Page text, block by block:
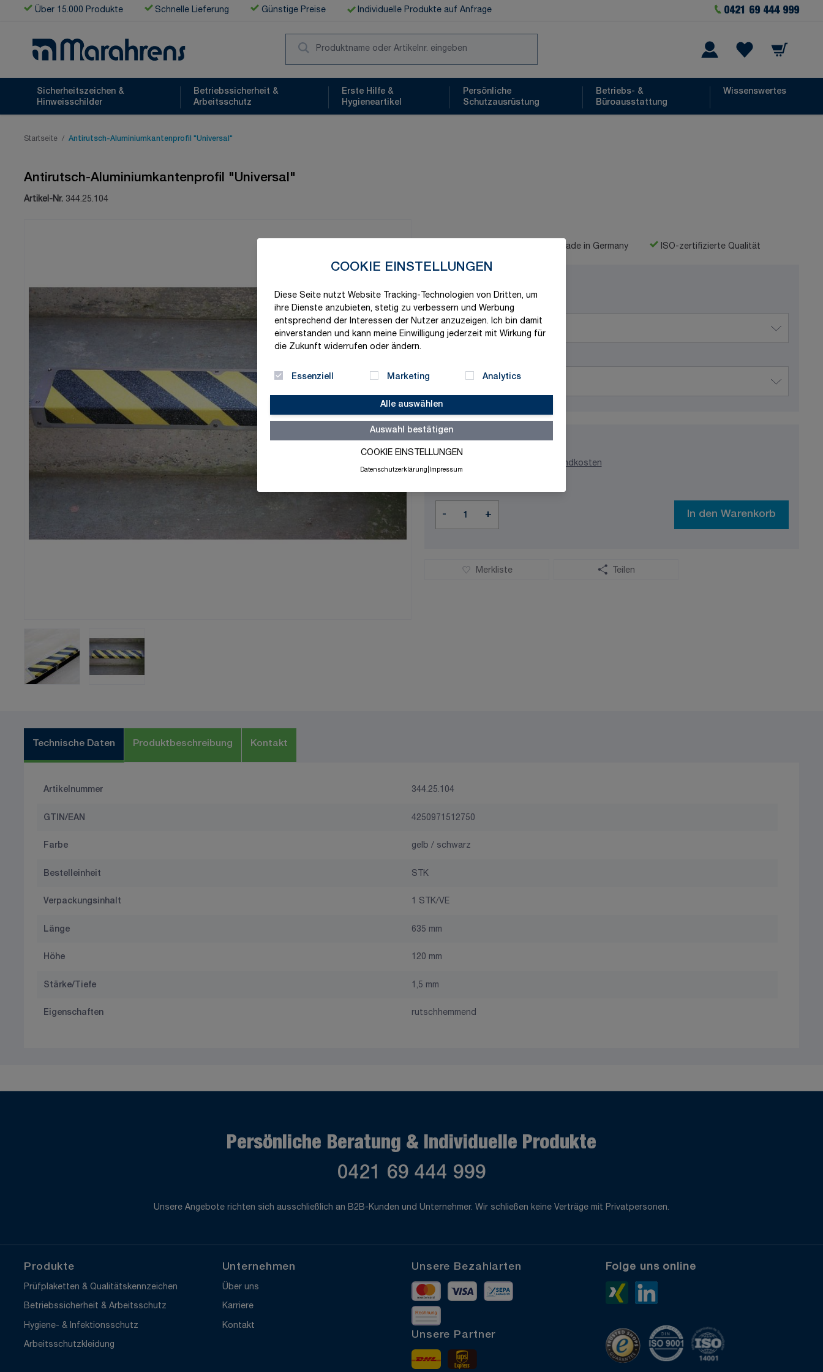
COOKIE EINSTELLUNGEN
Diese Seite nutzt Website Tracking-Technologien von Dritten, um
ihre Dienste anzubieten, stetig zu verbessern und Werbung
entsprechend der Interessen der Nutzer anzuzeigen. Ich bin damit
einverstanden und kann meine Einwilligung jederzeit mit Wirkung für
die Zukunft widerrufen oder ändern.
Essenziell Marketing Analytics
Alle auswählen
Auswahl bestätigen
COOKIE EINSTELLUNGEN
Datenschutzerklärung Impressum
Zum Inhalt springen
Über 15.000 Produkte Schnelle Lieferung Günstige Preise Individuelle Produkte auf Anfrage 0421 69 444 999
Warenkorb
Sicherheitszeichen &
Hinweisschilder
Betriebssicherheit &
Arbeitsschutz
Erste Hilfe &
Hygieneartikel
Persönliche
Schutzausrüstung
Betriebs- &
Büroausstattung
Wissenswertes
Startseite / Antirutsch-Aluminiumkantenprofil "Universal"
Antirutsch-Aluminiumkantenprofil "Universal"
Artikel-Nr. 344.25.104
Made in Germany ISO-zertifizierte Qualität
Maße
93,36 €
Versandkosten
- + In den Warenkorb
Merkliste Teilen
Technische Daten Produktbeschreibung Kontakt
Artikelnummer 344.25.104
GTIN/EAN 4250971512750
Farbe gelb / schwarz
Bestelleinheit STK
Verpackungsinhalt 1 STK/VE
Länge 635 mm
Höhe 120 mm
Stärke/Tiefe 1,5 mm
Eigenschaften rutschhemmend
Persönliche Beratung & Individuelle Produkte
0421 69 444 999
Unsere Angebote richten sich ausschließlich an B2B-Kunden und Unternehmer. Wir schließen keine Verträge mit Privatpersonen.
Produkte
Prüfplaketten & Qualitätskennzeichen
Betriebssicherheit & Arbeitsschutz
Hygiene- & Infektionsschutz
Arbeitsschutzkleidung
Unternehmen
Über uns
Karriere
Kontakt
Unsere Bezahlarten
MastercardVisa Vorkasse
Rechnung
Unsere Partner
DHL
Folge uns online
Xing>
TrustedShopsISO 9001 zertifiziert